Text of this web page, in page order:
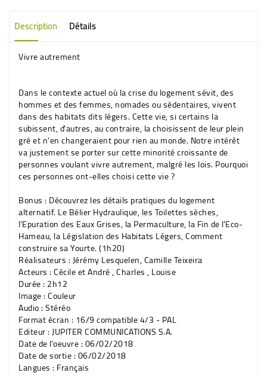
Description Détails
Vivre autrement
Dans le contexte actuel où la crise du logement sévit, des
hommes et des femmes, nomades ou sédentaires, vivent
dans des habitats dits légers. Cette vie, si certains la
subissent, d'autres, au contraire, la choisissent de leur plein
gré et n'en changeraient pour rien au monde. Notre intérêt
va justement se porter sur cette minorité croissante de
personnes voulant vivre autrement, malgré les lois. Pourquoi
ces personnes ont-elles choisi cette vie ?
Bonus :Découvrez les détails pratiques du logement
alternatif. Le Bélier Hydraulique, les Toilettes sèches,
l'Epuration des Eaux Grises, la Permaculture, la Fin de l'Eco-
Hameau, la Législation des Habitats Légers, Comment
construire sa Yourte. (1h20)
Réalisateurs :Jérémy Lesquelen, Camille Teixeira
Acteurs :Cécile et André , Charles , Louise
Durée :2h12
Image :Couleur
Audio :Stéréo
Format écran :16/9 compatible 4/3 - PAL
Editeur :JUPITER COMMUNICATIONS S.A.
Date de l'oeuvre : 06/02/2018
Date de sortie : 06/02/2018
Langues :Français